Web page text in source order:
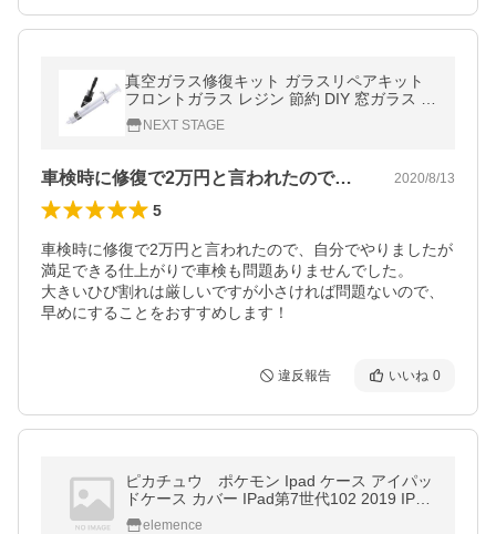
真空ガラス修復キット ガラスリペアキット
フロントガラス レジン 節約 DIY 窓ガラス ２
ヶ所分 ひび割れ補修 カー用品 ガラスリペア
ー 飛び石 REP01
NEXT STAGE
車検時に修復で2万円と言われたので、自… 2020/8/13
5
車検時に修復で2万円と言われたので、自分でやりましたが
満足できる仕上がりで車検も問題ありませんでした。
大きいひび割れは厳しいですが小さければ問題ないので、
早めにすることをおすすめします！
違反報告 いいね 0
ピカチュウ ポケモン Ipad ケース アイパッ
ドケース カバー IPad第7世代102 2019 IPad
mini Air1234
elemence